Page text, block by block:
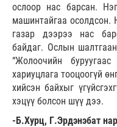
ослоор нас барсан.
машинтайгаа осолдсон.
газар дээрээ нас
байдаг. Ослын
“Жолоочийн
хариуцлага тооцоогүй
хийсэн байхыг
хэцүү болсон шүү дээ.
-Б.Хурц, Г.Эрдэнэбат